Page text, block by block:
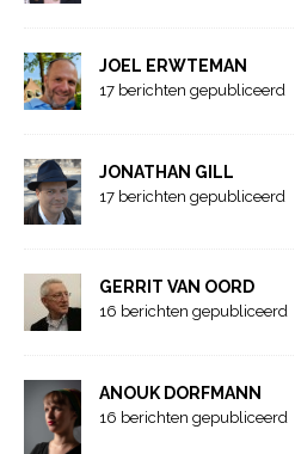
JOEL ERWTEMAN
17 berichten gepubliceerd
JONATHAN GILL
17 berichten gepubliceerd
GERRIT VAN OORD
16 berichten gepubliceerd
ANOUK DORFMANN
16 berichten gepubliceerd